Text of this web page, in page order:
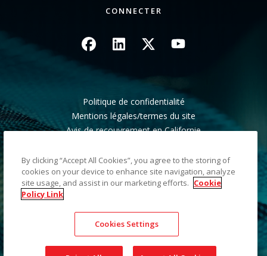
CONNECTER
Image Image Image Image
Politique de confidentialité
Mentions légales/termes du site
Avis de recouvrement en Californie
Plan du site
©2026 Kodak Alaris LLC TM/MC/MR : Alaris, ScanMate.
Toutes les marques commerciales et les dénominations
commerciales utilisées sont la propriété de leurs détenteurs
respectifs. La marque commerciale et l'identité visuelle de
Kodak sont utilisées sous licence acquise auprès de la société
Eastman Kodak Company.
By clicking “Accept All Cookies”, you agree to the storing of
cookies on your device to enhance site navigation, analyze
site usage, and assist in our marketing efforts. Cookie
Policy Link
Cookies Settings